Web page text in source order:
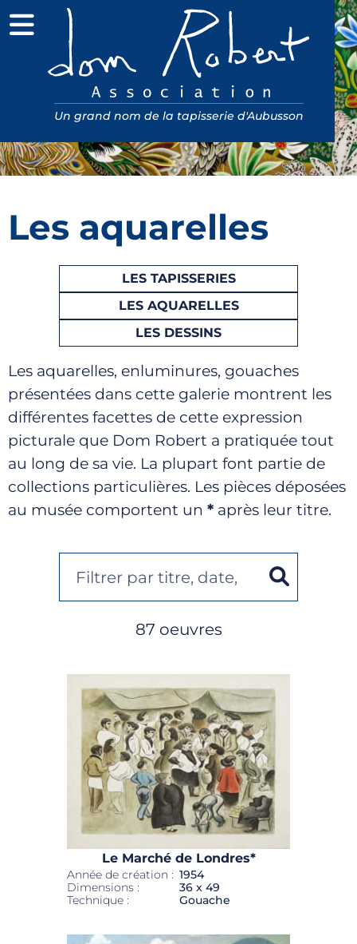
Menu
Association Dom Robert
Un grand nom de la tapisserie d'Aubusson
Les aquarelles
LES TAPISSERIES
LES AQUARELLES
LES DESSINS
Les aquarelles, enluminures, gouaches
présentées dans cette galerie montrent les
différentes facettes de cette expression
picturale que Dom Robert a pratiquée tout
au long de sa vie. La plupart font partie de
collections particulières. Les pièces déposées
au musée comportent un * après leur titre.
87 oeuvres
Le Marché de Londres*
Année de création : 1954
Dimensions :
36 x 49
Technique :
Gouache